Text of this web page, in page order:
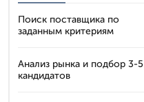
Поиск поставщика по
заданным критериям
Анализ рынка и подбор 3-5
кандидатов